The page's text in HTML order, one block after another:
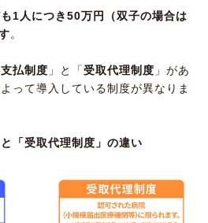
1人につき50万円（双子の場合は
。
払制度 」と「受取代理制度 」があ
って導入している制度が異なりま
「受取代理制度」の違い